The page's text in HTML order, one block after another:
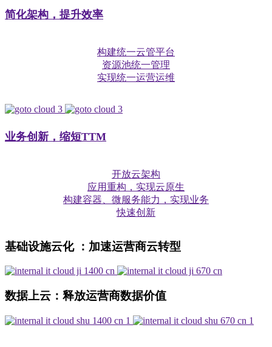
简化架构，提升效率
构建统一云管平台
资源池统一管理
实现统一运营运维
业务创新，缩短TTM
开放云架构
应用重构，实现云原生
构建容器、微服务能力，实现业务
快速创新
基础设施云化 ：加速运营商云转型
数据上云：释放运营商数据价值